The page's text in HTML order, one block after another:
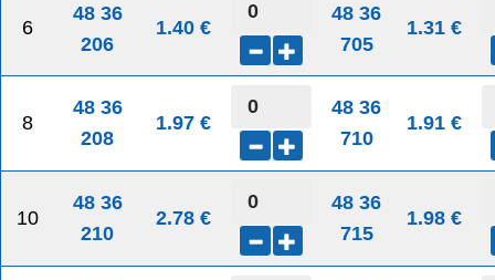
6
48 36
206
1.40 €
48 36
705
1.31 €
8
48 36
208
1.97 €
48 36
710
1.91 €
10
48 36
210
2.78 €
48 36
715
1.98 €